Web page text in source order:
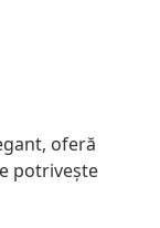
oferă
potrivește